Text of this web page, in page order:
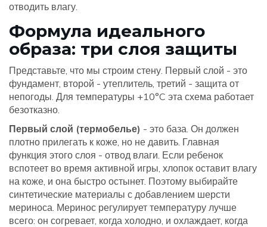
отводить влагу.
Формула идеального
образа: три слоя защиты
Представьте, что мы строим стену. Первый слой - это
фундамент, второй - утеплитель, третий - защита от
непогоды. Для температуры +10°C эта схема работает
безотказно.
Первый слой (термобелье) - это база. Он должен
плотно прилегать к коже, но не давить. Главная
функция этого слоя - отвод влаги. Если ребенок
вспотеет во время активной игры, хлопок оставит влагу
на коже, и она быстро остынет. Поэтому выбирайте
синтетические материалы с добавлением шерсти
мериноса. Меринос регулирует температуру лучше
всего: он согревает, когда холодно, и охлаждает, когда